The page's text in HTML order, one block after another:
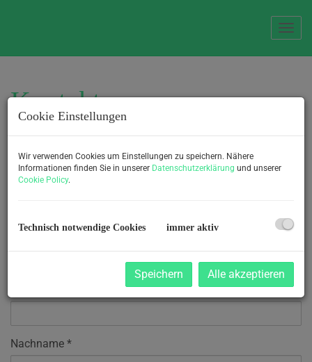
Kontakt
Wir freuen uns auf Ihre Anfrage
E-Mail
Nachname
Cookie Einstellungen
Wir verwenden Cookies um Einstellungen zu speichern. Nähere
Informationen finden Sie in unserer Datenschutzerklärung und unserer
Cookie Policy.
Technisch notwendige Cookies immer aktiv
Speichern Alle akzeptieren